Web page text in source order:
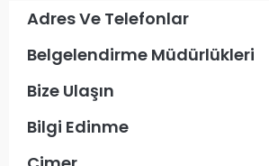
Adres Ve Telefonlar
Belgelendirme Müdürlükleri
Bize Ulaşın
Bilgi Edinme